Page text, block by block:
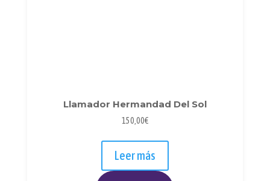
Llamador Hermandad Del Sol
150,00€
Leer más